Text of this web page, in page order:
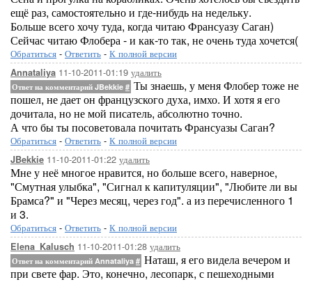
ещё раз, самостоятельно и где-нибудь на недельку.
Больше всего хочу туда, когда читаю Франсуазу Саган)
Сейчас читаю Флобера - и как-то так, не очень туда хочется(
Обратиться - Ответить - К полной версии
Annataliya 11-10-2011-01:19 удалить
Ответ на комментарий JBekkie # Ты знаешь, у меня Флобер тоже не
пошел, не дает он французского духа, имхо. И хотя я его
дочитала, но не мой писатель, абсолютно точно.
А что бы ты посоветовала почитать Франсуазы Саган?
Обратиться - Ответить - К полной версии
JBekkie 11-10-2011-01:22 удалить
Мне у неё многое нравится, но больше всего, наверное,
"Смутная улыбка", "Сигнал к капитуляции", "Любите ли вы
Брамса?" и "Через месяц, через год". а из перечисленного 1
и 3.
Обратиться - Ответить - К полной версии
Elena_Kalusch 11-10-2011-01:28 удалить
Ответ на комментарий Annataliya # Наташ, я его видела вечером и
при свете фар. Это, конечно, лесопарк, с пешеходными